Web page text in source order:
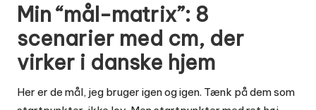
Min “mål-matrix”: 8
scenarier med cm, der
virker i danske hjem
Her er de mål, jeg bruger igen og igen. Tænk på dem som